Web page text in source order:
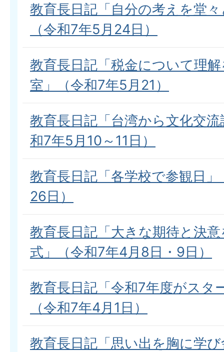
教育長日記「自分の考えを堂
（令和7年5月24日）
教育長日記「税金について理
室」（令和7年5月21）
教育長日記「台湾から文化交
和7年5月10～11日）
教育長日記「各学校で参観日
26日）
教育長日記「大きな期待と決
式」（令和7年4月8日・9日）
教育長日記「令和7年度がスタ
（令和7年4月1日）
教育長日記「思い出を胸に学